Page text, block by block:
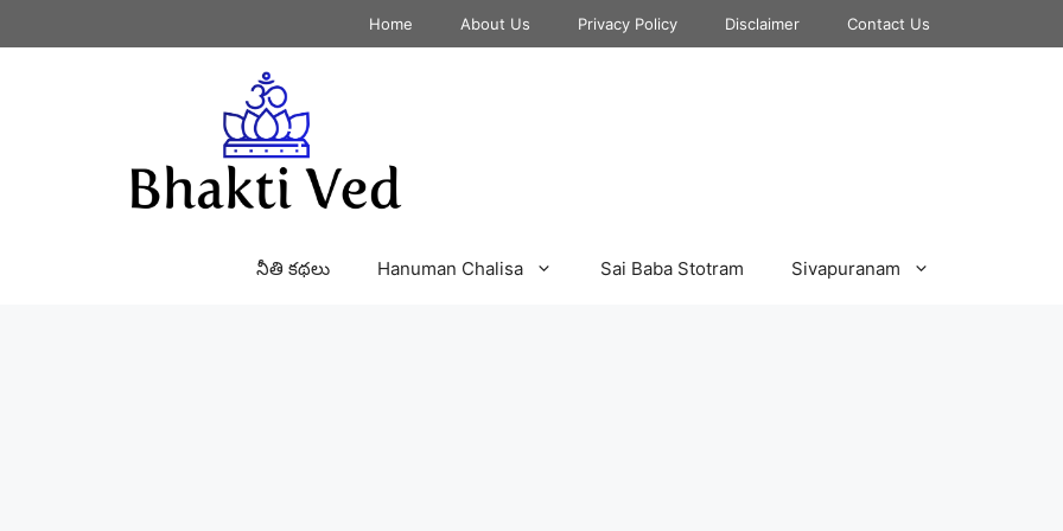
Home About Us Privacy Policy Disclaimer Contact Us
నీతి కథలు Hanuman Chalisa Sai Baba Stotram Sivapuranam